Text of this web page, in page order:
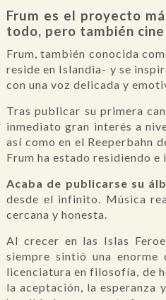
Frum es el proyecto
todo, pero también
Frum, también conocida
reside en Islandia- y se
con una voz delicada y
Tras publicar su primera
inmediato gran interés a
así como en el Reeperbahn
Frum ha estado residiendo
Acaba de publicarse su
desde el infinito. Música
cercana y honesta.
Al crecer en las Islas
siempre sintió una
licenciatura en filosofía, de
la aceptación, la esperanza